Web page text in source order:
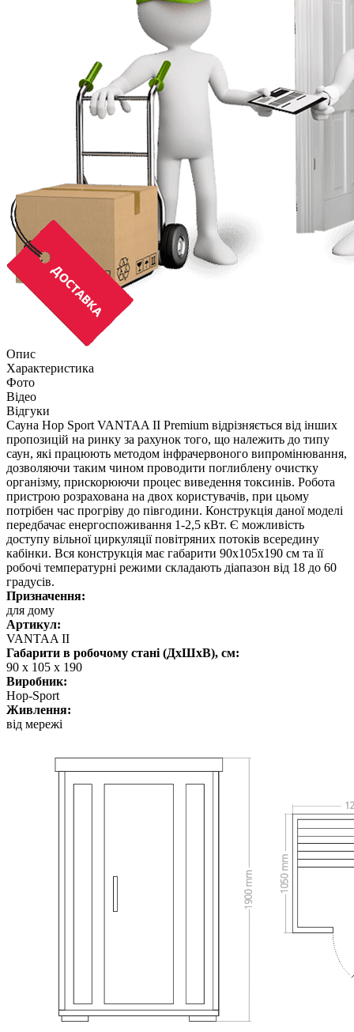
Опис
Характеристика
Фото
Відео
Відгуки
Сауна Hop Sport VANTAA II Premium відрізняється від інших
пропозицій на ринку за рахунок того, що належить до типу
саун, які працюють методом інфрачервоного випромінювання,
дозволяючи таким чином проводити поглиблену очистку
організму, прискорюючи процес виведення токсинів. Робота
пристрою розрахована на двох користувачів, при цьому
потрібен час прогріву до півгодини. Конструкція даної моделі
передбачає енергоспоживання 1-2,5 кВт. Є можливість
доступу вільної циркуляції повітряних потоків всередину
кабінки. Вся конструкція має габарити 90х105х190 см та її
робочі температурні режими складають діапазон від 18 до 60
градусів.
Призначення:
для дому
Артикул:
VANTAA II
Габарити в робочому стані (ДхШхВ), см:
90 х 105 х 190
Виробник:
Hop-Sport
Живлення:
від мережі